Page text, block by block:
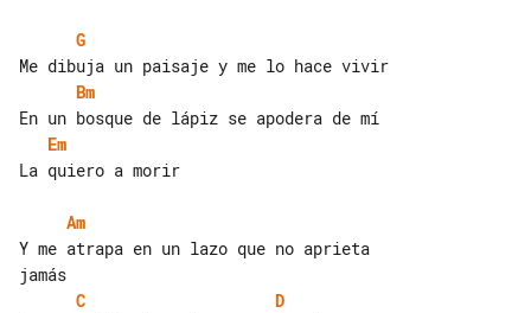
G
Bm
Em
La quiero a morir
Am
Y me atrapa en un lazo que no aprieta
C
D